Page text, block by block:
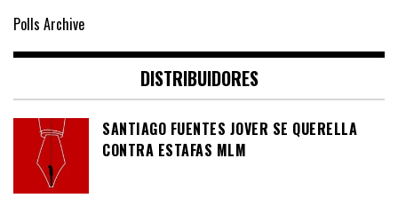
Polls Archive
DISTRIBUIDORES
SANTIAGO FUENTES JOVER SE QUERELLA
CONTRA ESTAFAS MLM